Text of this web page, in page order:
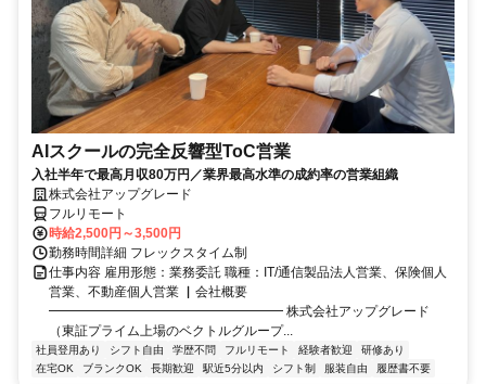
AIスクールの完全反響型ToC営業
入社半年で最高月収80万円／業界最高水準の成約率の営業組織
株式会社アップグレード
フルリモート
時給2,500円～3,500円
勤務時間詳細 フレックスタイム制
仕事内容 雇用形態：業務委託 職種：IT/通信製品法人営業、保険個人
営業、不動産個人営業 ▏会社概要
━━━━━━━━━━━━━━━━━━ 株式会社アップグレード
（東証プライム上場のベクトルグループ...
社員登用あり シフト自由 学歴不問 フルリモート 経験者歓迎
研修あり
在宅OK
ブランクOK 長期歓迎 駅近5分以内 シフト制 服装自由 履歴書不要